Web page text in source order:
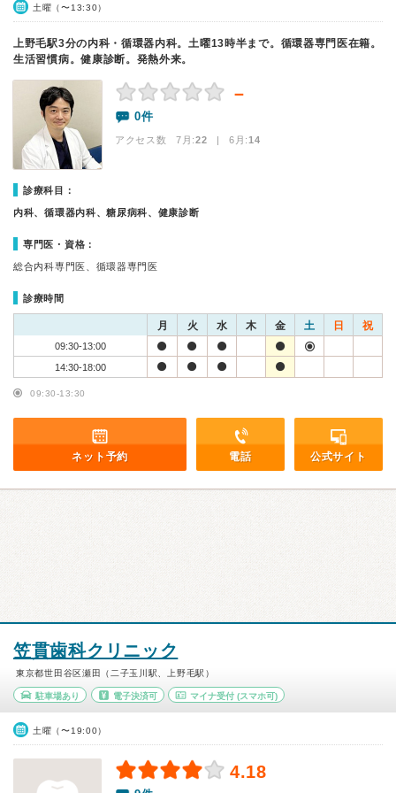
土曜（〜13:30）
上野毛駅3分の内科・循環器内科。土曜13時半まで。循環器専門医在籍。
生活習慣病。健康診断。発熱外来。
－
0件
アクセス数 7月:22 | 6月:14
診療科目：
内科、循環器内科、糖尿病科、健康診断
専門医・資格：
総合内科専門医、循環器専門医
診療時間
月 火 水 木 金 土 日 祝
09:30-13:00
14:30-18:00
09:30-13:30
ネット予約 電話 公式サイト
笠貫歯科クリニック
東京都世田谷区瀬田（二子玉川駅、上野毛駅）
駐車場あり 電子決済可 マイナ受付 (スマホ可)
土曜（〜19:00）
4.18